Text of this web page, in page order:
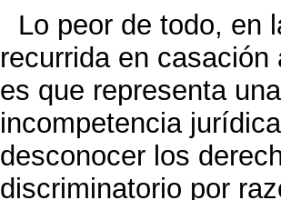
Lo peor de todo, en
recurrida en
es que representa
incompetencia
desconocer los
discriminatorio por